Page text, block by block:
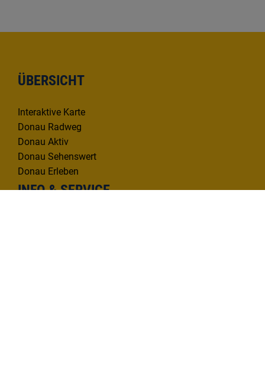
ÜBERSICHT
Interaktive Karte
Donau Radweg
Donau Aktiv
Donau Sehenswert
Donau Erleben
INFO & SERVICE